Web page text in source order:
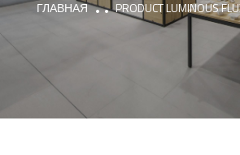
ГЛАВНАЯ PRODUCT LUMINOUS